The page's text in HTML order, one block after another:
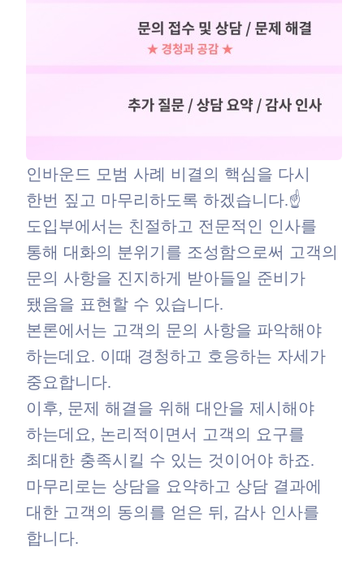
인바운드 모범 사례 비결의 핵심을 다시
한번 짚고 마무리하도록 하겠습니다.☝
도입부에서는 친절하고 전문적인 인사를
통해 대화의 분위기를 조성함으로써 고객의
문의 사항을 진지하게 받아들일 준비가
됐음을 표현할 수 있습니다.
본론에서는 고객의 문의 사항을 파악해야
하는데요. 이때 경청하고 호응하는 자세가
중요합니다.
이후, 문제 해결을 위해 대안을 제시해야
하는데요, 논리적이면서 고객의 요구를
최대한 충족시킬 수 있는 것이어야 하죠.
마무리로는 상담을 요약하고 상담 결과에
대한 고객의 동의를 얻은 뒤, 감사 인사를
합니다.